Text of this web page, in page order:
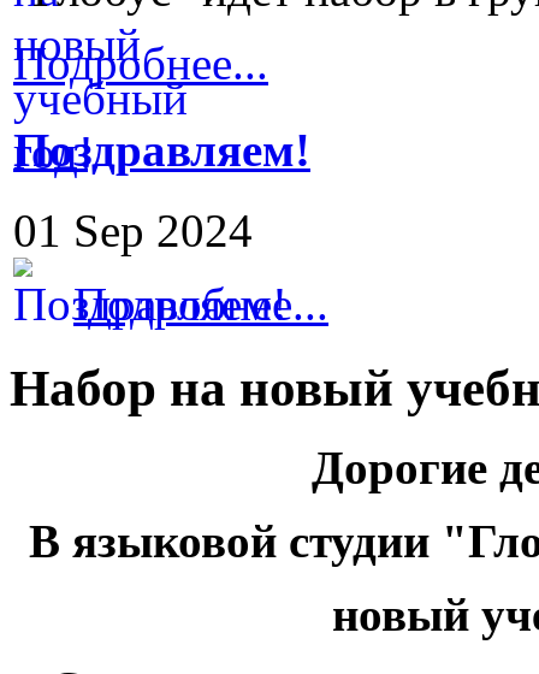
Подробнее...
Поздравляем!
01 Sep 2024
Подробнее...
Набор на новый
Дорогие
В языковой студии
новый